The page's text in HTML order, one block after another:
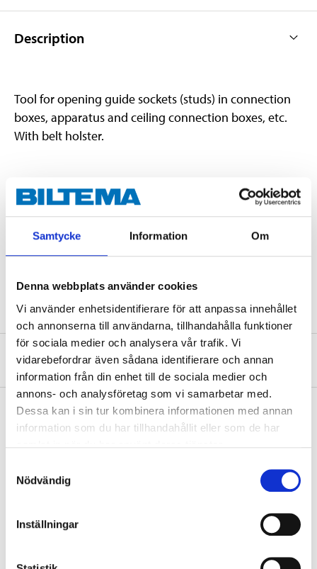
Samtycke Information Om
Denna webbplats använder cookies
Vi använder enhetsidentifierare för att anpassa innehållet
och annonserna till användarna, tillhandahålla funktioner
för sociala medier och analysera vår trafik. Vi
vidarebefordrar även sådana identifierare och annan
information från din enhet till de sociala medier och
annons- och analysföretag som vi samarbetar med.
Dessa kan i sin tur kombinera informationen med annan
information som du har tillhandahållit eller som de har
Nödvändig
Inställningar
Description
Tool for opening guide sockets (studs) in connection
boxes, apparatus and ceiling connection boxes, etc.
With belt holster.
Technical specifications
Length
132 mm
Width
39 mm
26 mm
About the manufacturer
Other customers also bought